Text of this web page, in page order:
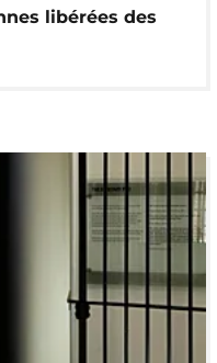
libérées des